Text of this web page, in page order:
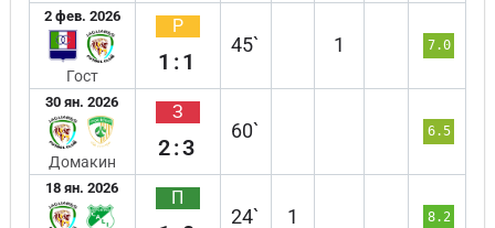
2 фев. 2026
Гост
Р
1:1
45` 1 7.0
30 ян. 2026
Домакин
З
2:3
60` 6.5
18 ян. 2026 П
24` 1 8.2